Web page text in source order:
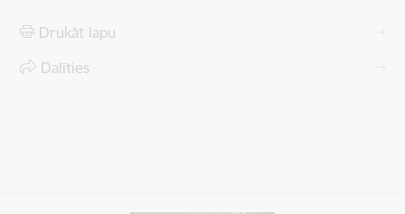
Drukāt lapu
Dalīties